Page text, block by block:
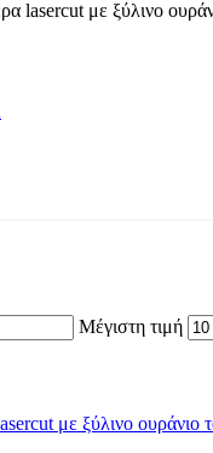
Μέγιστη τιμή